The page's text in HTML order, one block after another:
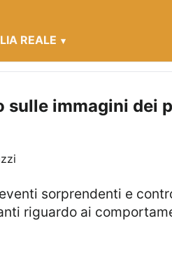
REALE
immagini dei
riguardo ai